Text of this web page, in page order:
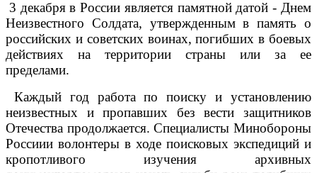
3 декабря в России является памятной датой - Днем
Неизвестного Солдата, утвержденным в память о
российских и советских воинах, погибших в боевых
действиях на территории страны или за ее
пределами.
Каждый год работа по поиску и установлению
неизвестных и пропавших без вести защитников
Отечества продолжается. Специалисты Минобороны
Россиии волонтеры в ходе поисковых экспедиций и
кропотливого изучения архивных